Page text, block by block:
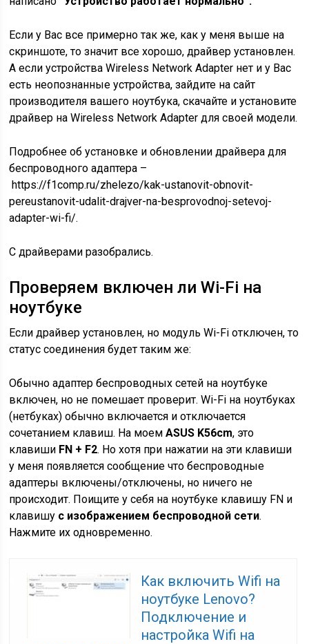
Если у Вас все примерно так же, как у меня выше на
скриншоте, то значит все хорошо, драйвер установлен.
А если устройства Wireless Network Adapter нет и у Вас
есть неопознанные устройства, зайдите на сайт
производителя вашего ноутбука, скачайте и установите
драйвер на Wireless Network Adapter для своей модели.
Подробнее об установке и обновлении драйвера для
беспроводного адаптера –
https://f1comp.ru/zhelezo/kak-ustanovit-obnovit-
pereustanovit-udalit-drajver-na-besprovodnoj-setevoj-
adapter-wi-fi/.
С драйверами разобрались.
Проверяем включен ли Wi-Fi на
ноутбуке
Если драйвер установлен, но модуль Wi-Fi отключен, то
статус соединения будет таким же:
Обычно адаптер беспроводных сетей на ноутбуке
включен, но не помешает проверит. Wi-Fi на ноутбуках
(нетбуках) обычно включается и отключается
сочетанием клавиш. На моемASUS K56cm, это
клавиши FN + F2. Но хотя при нажатии на эти клавиши
у меня появляется сообщение что беспроводные
адаптеры включены/отключены, но ничего не
происходит. Поищите у себя на ноутбуке клавишу FN и
клавишу с изображением беспроводной сети.
Нажмите их одновременно.
Как включить Wifi на
ноутбуке Lenovo?
Подключение и
настройка Wifi на